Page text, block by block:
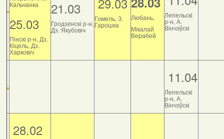
Кальчанка
25.03
Пінскі р-н, Дз.
Кіцель, Дз.
Харковіч
21.03
Гродзенскі р-н,
Дз. Якубовіч
Гомель, З.
Гарошка
Любань,
Мікалай
Верабей
Лепельскі
р-н, А.
Вінчэўскі
11.04
Лепельскі
р-н, А.
Вінчэўскі
28.02